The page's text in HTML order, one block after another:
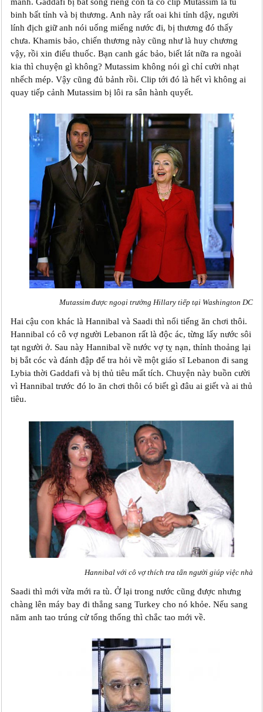
binh bất tỉnh và bị thương. Anh này rất oai khi tỉnh dậy, người
lính địch giữ anh nói uống miếng nước đi, bị thương đó thấy
chưa. Khamis bảo, chiến thương này cũng như là huy chương
vậy, rồi xin điếu thuốc. Bạn canh gác bảo, biết lát nữa ra ngoài
kia thì chuyện gì không? Mutassim không nói gì chỉ cười nhạt
nhếch mép. Vậy cũng đủ bảnh rồi. Clip tới đó là hết vì không ai
quay tiếp cảnh Mutassim bị lôi ra sân hành quyết.
Mutassim được ngoại trưởng Hillary tiếp tại Washington DC
Hai cậu con khác là Hannibal và Saadi thì nổi tiếng ăn chơi thôi.
Hannibal có cô vợ người Lebanon rất là độc ác, từng lấy nước sôi
tạt người ở. Sau này Hannibal về nước vợ tỵ nạn, thỉnh thoảng lại
bị bắt cóc và đánh đập để tra hỏi về một giáo sĩ Lebanon đi sang
Lybia thời Gaddafi và bị thủ tiêu mất tích. Chuyện này buồn cười
vì Hannibal trước đó lo ăn chơi thôi có biết gì đâu ai giết và ai thủ
tiêu.
Hannibal với cô vợ thích tra tấn người giúp việc nhà
Saadi thì mới vừa mới ra tù. Ở lại trong nước cũng được nhưng
chàng lên máy bay đi thẳng sang Turkey cho nó khỏe. Nếu sang
năm anh tao trúng cử tổng thống thì chắc tao mới về.